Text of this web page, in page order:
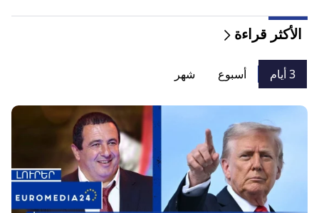
الأكثر قراءة
3 أيام أسبوع شهر